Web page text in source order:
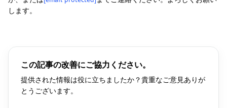
します。
この記事の改善にご協力ください。
提供された情報は役に立ちましたか？貴重なご意見ありが
とうございます。